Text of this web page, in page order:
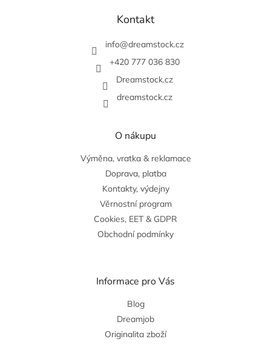
Kontakt
info@dreamstock.cz
+420 777 036 830
Dreamstock.cz
dreamstock.cz
O nákupu
Výměna, vratka & reklamace
Doprava, platba
Kontakty, výdejny
Věrnostní program
Cookies, EET & GDPR
Obchodní podmínky
Informace pro Vás
Blog
Dreamjob
Originalita zboží